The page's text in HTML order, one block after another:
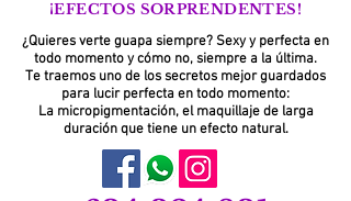
¡EFECTOS SORPRENDENTES!
¿Quieres verte guapa siempre? Sexy y perfecta en
todo momento y cómo no, siempre a la última.
Te traemos uno de los secretos mejor guardados
para lucir perfecta en todo momento:
La micropigmentación, el maquillaje de larga
duración que tiene un efecto natural.